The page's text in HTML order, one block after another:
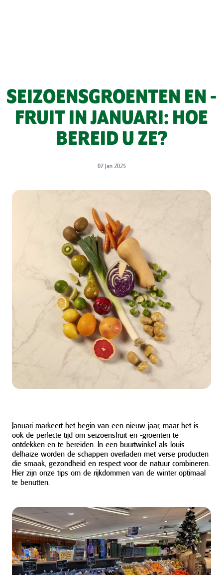
SEIZOENSGROENTEN EN -
FRUIT IN JANUARI: HOE
BEREID U ZE?
07 Jan 2025
Januari markeert het begin van een nieuw jaar, maar het is
ook de perfecte tijd om seizoensfruit en -groenten te
ontdekken en te bereiden. In een buurtwinkel als louis
delhaize worden de schappen overladen met verse producten
die smaak, gezondheid en respect voor de natuur combineren.
Hier zijn onze tips om de rijkdommen van de winter optimaal
te benutten.